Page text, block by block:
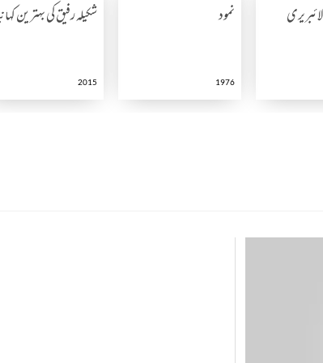
نمود
1976
شکیلہ رفیق کی بہترین
2015